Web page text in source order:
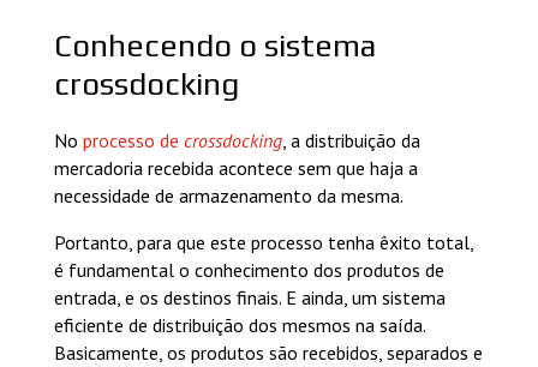
Conhecendo o sistema
crossdocking
No processo de crossdocking, a distribuição da
mercadoria recebida acontece sem que haja a
necessidade de armazenamento da mesma.
Portanto, para que este processo tenha êxito total,
é fundamental o conhecimento dos produtos de
entrada, e os destinos finais. E ainda, um sistema
eficiente de distribuição dos mesmos na saída.
Basicamente, os produtos são recebidos, separados e